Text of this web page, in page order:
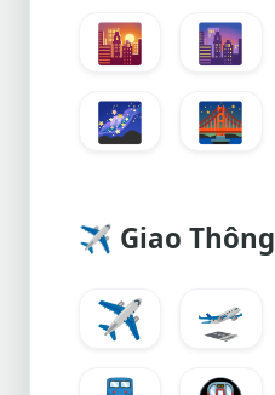
🌇
🌆
🌌
🌉
✈️ Giao
✈️ 🛫